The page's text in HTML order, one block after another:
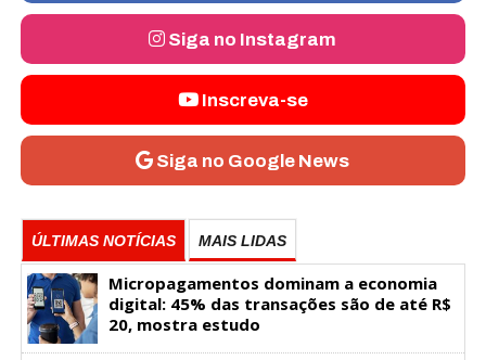
Siga no Instagram
Inscreva-se
Siga no Google News
ÚLTIMAS NOTÍCIAS MAIS LIDAS
Micropagamentos dominam a economia
digital: 45% das transações são de até R$
20, mostra estudo